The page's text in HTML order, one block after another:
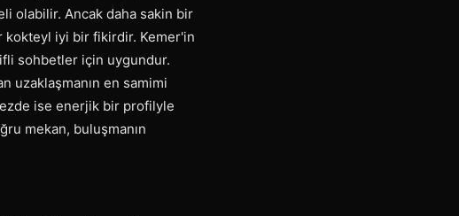
olabilir. Ancak daha sakin bir
kokteyl iyi bir fikirdir. Kemer'in
sohbetler için uygundur.
uzaklaşmanın en samimi
ise enerjik bir profilyle
mekan, buluşmanın